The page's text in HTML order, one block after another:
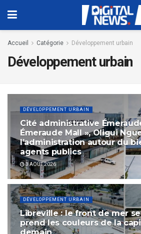
Accueil Catégorie Développement urbain
Développement urbain
DÉVELOPPEMENT URBAIN
Cité administrative
Émeraude Mall », Oligui
l’administration autour du
agents publics
3 AOÛT 2026
DÉVELOPPEMENT URBAIN
Libreville : le front de mer
prend les couleurs de la